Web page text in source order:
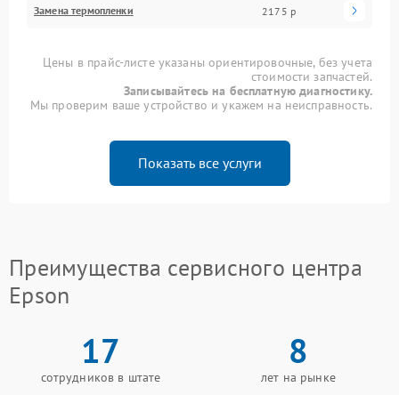
Замена термопленки 2175 р
Цены в прайс-листе указаны ориентировочные, без учета
стоимости запчастей.
Записывайтесь на бесплатную диагностику.
Мы проверим ваше устройство и укажем на неисправность.
Показать все услуги
Преимущества сервисного центра
Epson
17
сотрудников в штате
8
лет на рынке